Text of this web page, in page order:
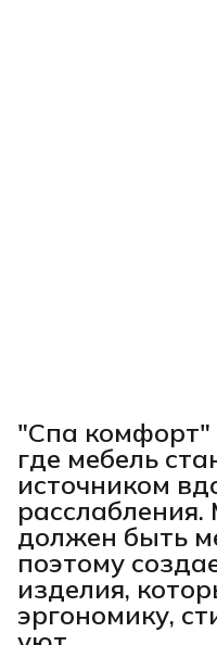
"Спа комфорт"
где мебель
источником
должен быть
поэтому
изделия,
эргономику,